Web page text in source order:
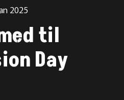
2025
til
Day